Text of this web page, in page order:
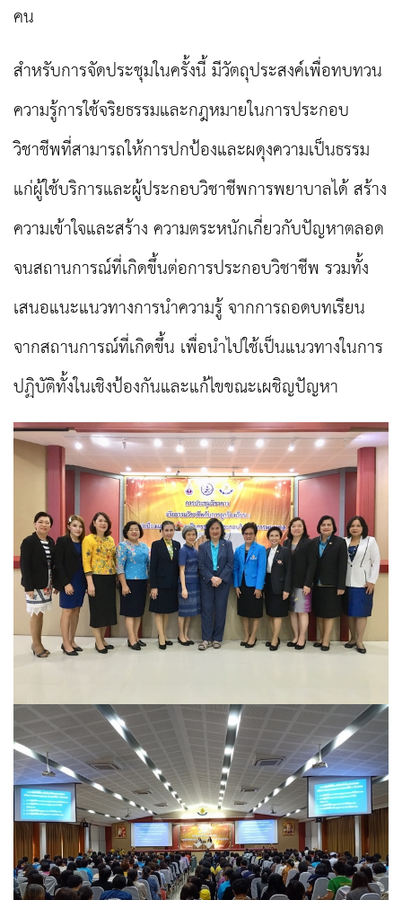
คน
สำหรับการจัดประชุมในครั้งนี้ มีวัตถุประสงค์เพื่อทบทวน
ความรู้การใช้จริยธรรมและกฎหมายในการประกอบ
วิชาชีพที่สามารถให้การปกป้องและผดุงความเป็นธรรม
แก่ผู้ใช้บริการและผู้ประกอบวิชาชีพการพยาบาลได้ สร้าง
ความเข้าใจและสร้าง ความตระหนักเกี่ยวกับปัญหาตลอด
จนสถานการณ์ที่เกิดขึ้นต่อการประกอบวิชาชีพ รวมทั้ง
เสนอแนะแนวทางการนำความรู้ จากการถอดบทเรียน
จากสถานการณ์ที่เกิดขึ้น เพื่อนำไปใช้เป็นแนวทางในการ
ปฏิบัติทั้งในเชิงป้องกันและแก้ไขขณะเผชิญปัญหา